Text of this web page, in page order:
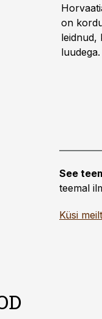
on
leidnud,
luudega.
See
teemal
Küsi meilt